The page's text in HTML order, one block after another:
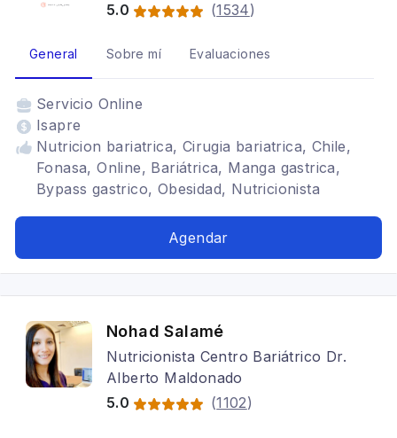
5.0
(1534)
General Sobre mí Evaluaciones
Servicio Online
Isapre
Nutricion bariatrica, Cirugia bariatrica, Chile,
Fonasa, Online, Bariátrica, Manga gastrica,
Bypass gastrico, Obesidad, Nutricionista
Agendar
Nohad Salamé
Nutricionista Centro Bariátrico Dr.
Alberto Maldonado
5.0
(1102)